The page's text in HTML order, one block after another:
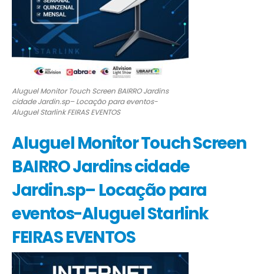
Aluguel Monitor Touch Screen BAIRRO Jardins
cidade Jardin.sp– Locação para eventos-
Aluguel Starlink FEIRAS EVENTOS
Aluguel Monitor Touch Screen
BAIRRO Jardins cidade
Jardin.sp– Locação para
eventos-Aluguel Starlink
FEIRAS EVENTOS